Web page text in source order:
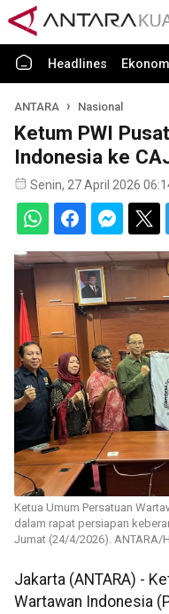
Headlines
ANTARA Nasional
Ketum PWI
Indonesia ke
Senin, 27 April 2026
Ketua Umum Persatuan
dalam rapat persiapan
Jumat (24/4/2026). ANTARA/
Jakarta (ANTARA) -
Wartawan Indonesia